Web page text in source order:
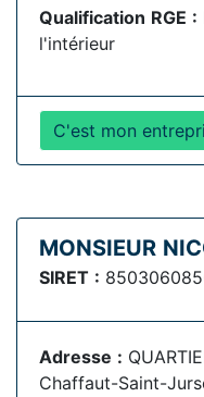
Qualification RGE :
l'intérieur
C'est mon
MONSIEUR
SIRET :
Adresse :
Chaffaut-Saint-